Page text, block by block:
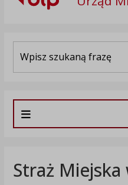
Straż Miejska